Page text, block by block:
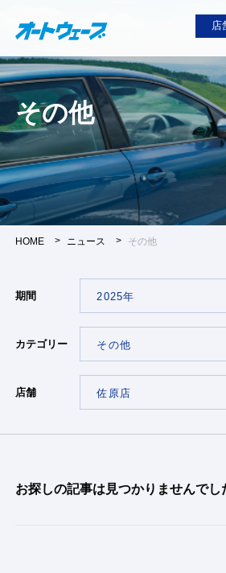
店
その他
HOME ニュース その他
期間
カテゴリー
店舗
お探しの記事は見つかりませんでし